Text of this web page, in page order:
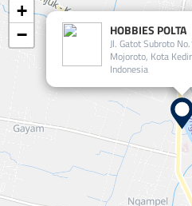
HOBBIES POLTA
Jl. Gatot Subroto
Mojoroto, Kota
Indonesia
+
−